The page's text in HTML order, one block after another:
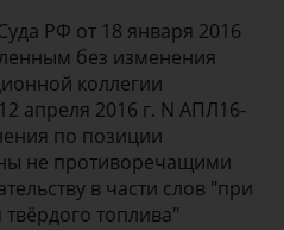
РФ от 18 января 2016
без изменения
коллегии
апреля 2016 г. N АПЛ16-
по позиции
не противоречащими
в части слов "при
топлива"